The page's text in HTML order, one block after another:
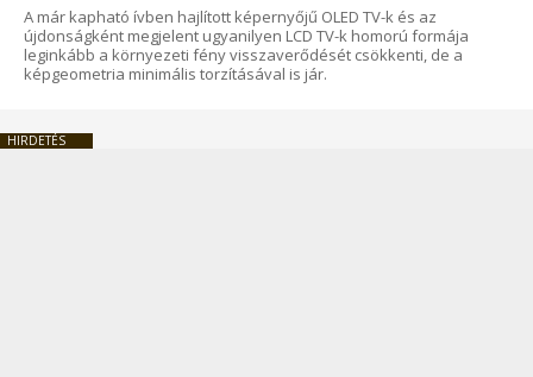
A már kapható ívben hajlított képernyőjű OLED TV-k és az
újdonságként megjelent ugyanilyen LCD TV-k homorú formája
leginkább a környezeti fény visszaverődését csökkenti, de a
képgeometria minimális torzításával is jár.
HIRDETÉS